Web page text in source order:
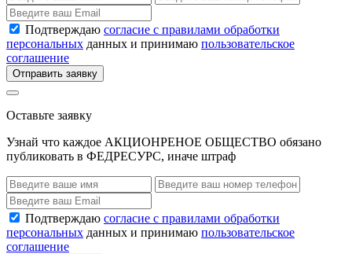
Подтверждаю согласие с правилами обработки
персональных данных и принимаю пользовательское
соглашение
Отправить заявку
Оставьте заявку
Узнай что каждое АКЦИОНРЕНОЕ ОБЩЕСТВО обязано
публиковать в ФЕДРЕСУРС, иначе штраф
Подтверждаю согласие с правилами обработки
персональных данных и принимаю пользовательское
соглашение